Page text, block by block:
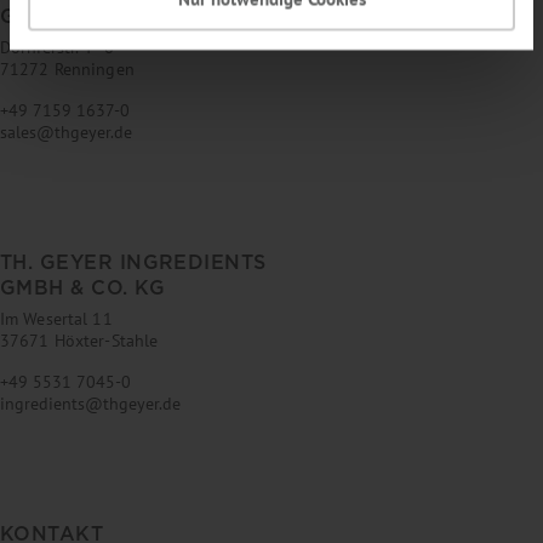
GMBH & CO. KG
Dornierstr. 4–6
71272 Renningen
+49 7159 1637-0
sales@thgeyer.de
TH. GEYER INGREDIENTS
GMBH & CO. KG
Im Wesertal 11
37671 Höxter-Stahle
+49 5531 7045-0
ingredients@thgeyer.de
KONTAKT